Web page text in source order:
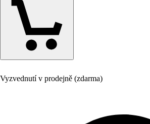
Vyzvednutí v prodejně (zdarma)